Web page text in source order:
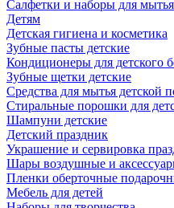
Салфетки и наборы для
Детям
Детская гигиена и косметика
Зубные пасты детские
Кондиционеры для детского
Зубные щетки детские
Средства для мытья детской
Стиральные порошки для
Шампуни детские
Детский праздник
Украшение и сервировка
Шары воздушные и
Пленки оберточные
Мебель для детей